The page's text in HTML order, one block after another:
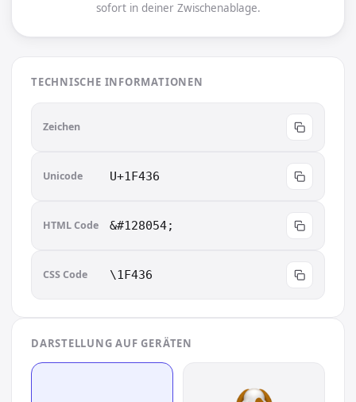
sofort in deiner Zwischenablage.
TECHNISCHE INFORMATIONEN
Zeichen
Unicode U+1F436
HTML Code &#128054;
CSS Code \1F436
DARSTELLUNG AUF GERÄTEN